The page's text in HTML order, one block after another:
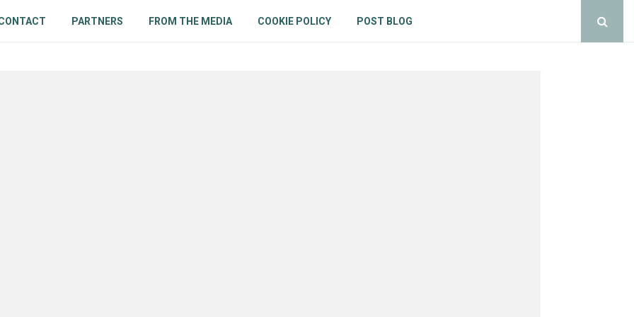
PARTNERS FROM THE MEDIA COOKIE POLICY POST BLOG